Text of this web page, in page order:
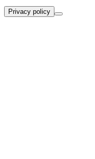
Privacy policy